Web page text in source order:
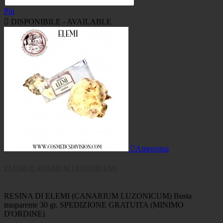
Più
 DISPONIBILE - AVAILABLE
Anteprima
RESINA DI ELEMI (CANARIUM LUZONICUM) Busta
trasparente 30 gr. SPEDIZIONE GRATUITA (MINIMO
D'ORDINE)